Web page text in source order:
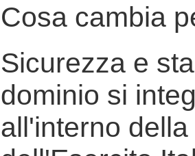
Cosa cambia
Sicurezza e
dominio si
all'interno